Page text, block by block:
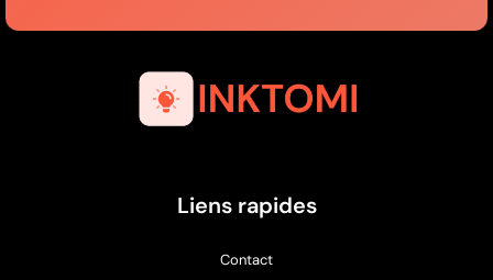
Liens rapides
Contact